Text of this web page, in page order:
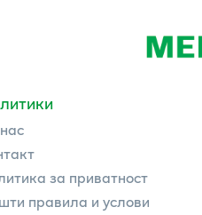
за приватност
правила и услови